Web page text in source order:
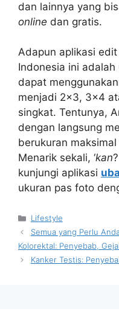
dan lainnya yang
online dan gratis.
Adapun aplikasi
Indonesia ini
dapat
menjadi 2×3, 3×4
singkat. Tentunya,
dengan langsung
berukuran
Menarik sekali, ‘kan?
kunjungi aplikasi
ukuran pas foto
Kategori
Lifestyle
Semua yang Perlu
Kolorektal: Penyebab,
Kanker Testis: